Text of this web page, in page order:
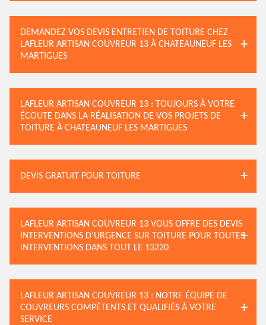
DEMANDEZ VOS DEVIS ENTRETIEN DE TOITURE CHEZ
LAFLEUR ARTISAN COUVREUR 13 À CHATEAUNEUF LES
MARTIGUES
LAFLEUR ARTISAN COUVREUR 13 : TOUJOURS À VOTRE
ÉCOUTE DANS LA RÉALISATION DE VOS PROJETS DE
TOITURE À CHATEAUNEUF LES MARTIGUES
DEVIS GRATUIT POUR TOITURE
LAFLEUR ARTISAN COUVREUR 13 VOUS OFFRE DES DEVIS
INTERVENTIONS D’URGENCE SUR TOITURE POUR TOUTES
INTERVENTIONS DANS TOUT LE 13220
LAFLEUR ARTISAN COUVREUR 13 : NOTRE ÉQUIPE DE
COUVREURS COMPÉTENTS ET QUALIFIÉS À VOTRE
SERVICE